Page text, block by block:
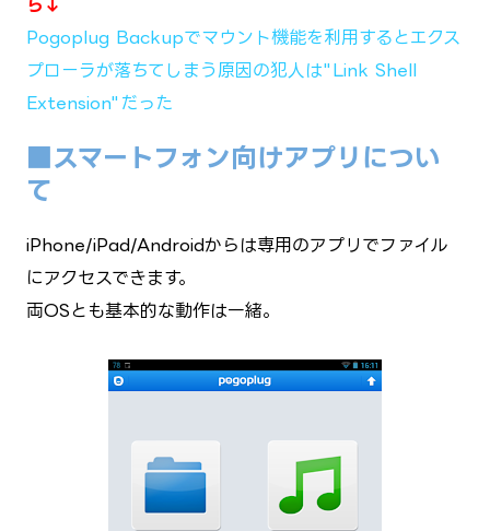
ら↓
Pogoplug Backupでマウント機能を利用するとエクス
プローラが落ちてしまう原因の犯人は"Link Shell
Extension"だった
■スマートフォン向けアプリについ
て
iPhone/iPad/Androidからは専用のアプリでファイル
にアクセスできます。
両OSとも基本的な動作は一緒。